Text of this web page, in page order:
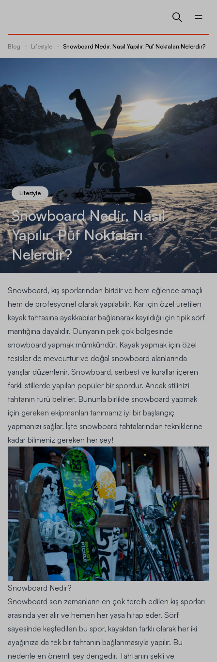
Blog - Lifestyle - Snowboard Nedir, Nasıl Yapılır, Püf Noktaları Nelerdir?
Lifestyle
Snowboard Nedir, Nasıl
Yapılır, Püf Noktaları
Nelerdir?
Snowboard, kış sporlarından biridir ve hem eğlence amaçlı
hem de profesyonel olarak yapılabilir. Kar için özel üretilen
kayak tahtasına ayakkabılar bağlanarak kayıldığı için tipik sörf
mantığına dayalıdır. Dünyanın pek çok bölgesinde
snowboard yapmak mümkündür. Kayak yapmak için özel
tesisler de mevcuttur ve doğal snowboard alanlarında
yarışlar düzenlenir. Snowboard, serbest ve kurallar içeren
farklı stillerde yapılan popüler bir spordur. Ancak stilinizi
tahtanın türü belirler. Bununla birlikte snowboard yapmak
için gereken ekipmanları tanımanız iyi bir başlangıç
yapmanızı sağlar. İşte snowboard tahtalarından tekniklerine
kadar bilmeniz gereken her şey!
Snowboard Nedir?
Snowboard son zamanların en çok tercih edilen kış sporları
arasında yer alır ve hemen her yaşa hitap eder. Sörf
sayesinde keşfedilen bu spor, kayaktan farklı olarak her iki
ayağınıza da tek bir tahtanın bağlanmasıyla yapılır. Bu
nedenle en önemli şey dengedir. Tahtanın şekli ve